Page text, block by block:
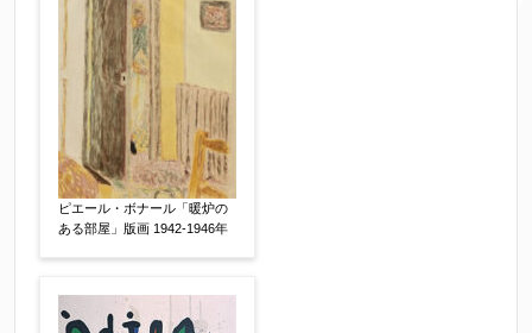
す。（確認画面は表示されません）
ピエール・ボナール「暖炉の
ある部屋」版画 1942-1946年